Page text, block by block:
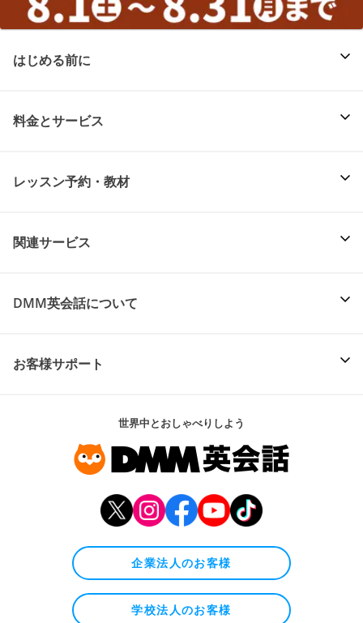
はじめる前に
料金とサービス
レッスン予約・教材
関連サービス
DMM英会話について
お客様サポート
世界中とおしゃべりしよう
企業法人のお客様
学校法人のお客様